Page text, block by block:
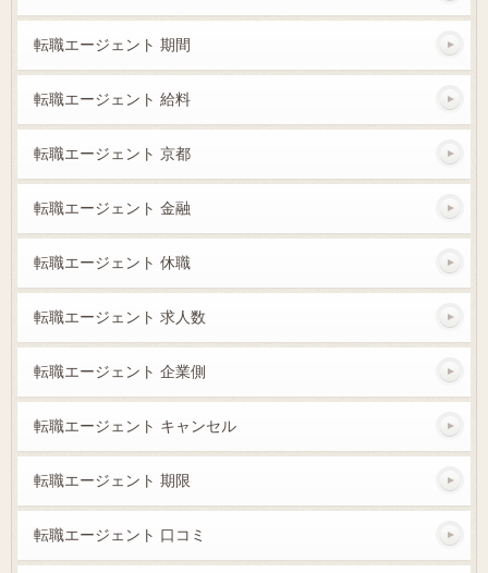
転職エージェント 期間
転職エージェント 給料
転職エージェント 京都
転職エージェント 金融
転職エージェント 休職
転職エージェント 求人数
転職エージェント 企業側
転職エージェント キャンセル
転職エージェント 期限
転職エージェント 口コミ